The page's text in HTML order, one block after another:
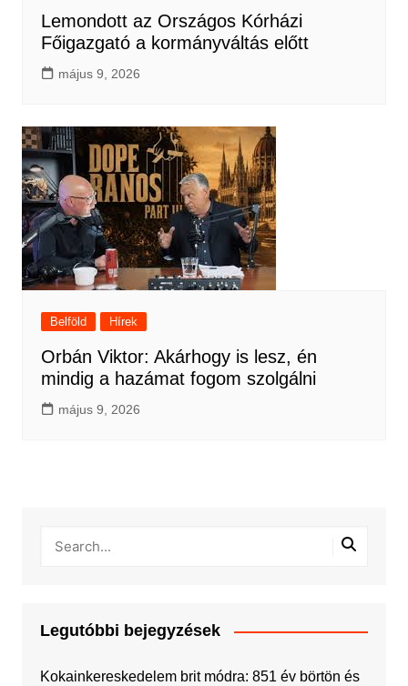
Lemondott az Országos Kórházi
Főigazgató a kormányváltás előtt
május 9, 2026
Belföld Hírek
Orbán Viktor: Akárhogy is lesz, én
mindig a hazámat fogom szolgálni
május 9, 2026
Legutóbbi bejegyzések
Kokainkereskedelem brit módra: 851 év börtön és